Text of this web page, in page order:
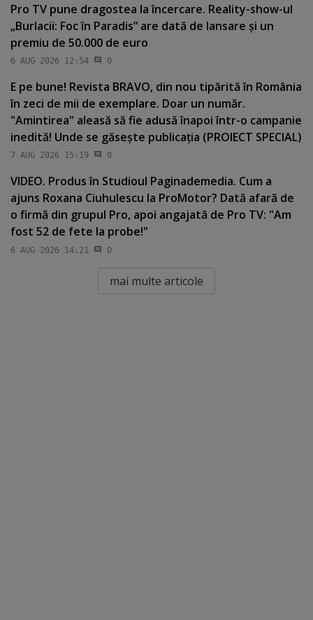
Pro TV pune dragostea la încercare. Reality-show-ul
„Burlacii: Foc în Paradis” are dată de lansare şi un
premiu de 50.000 de euro
6 AUG 2026 12:54 0
E pe bune! Revista BRAVO, din nou tipărită în România
în zeci de mii de exemplare. Doar un număr.
"Amintirea" aleasă să fie adusă înapoi într-o campanie
inedită! Unde se găseşte publicaţia (PROIECT SPECIAL)
7 AUG 2026 15:19 0
VIDEO. Produs în Studioul Paginademedia. Cum a
ajuns Roxana Ciuhulescu la ProMotor? Dată afară de
o firmă din grupul Pro, apoi angajată de Pro TV: "Am
fost 52 de fete la probe!"
6 AUG 2026 14:21 0
mai multe articole